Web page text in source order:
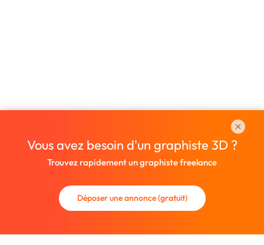
Vous avez besoin d'un graphiste 3D ?
Trouvez rapidement un graphiste freelance
Déposer une annonce (gratuit)